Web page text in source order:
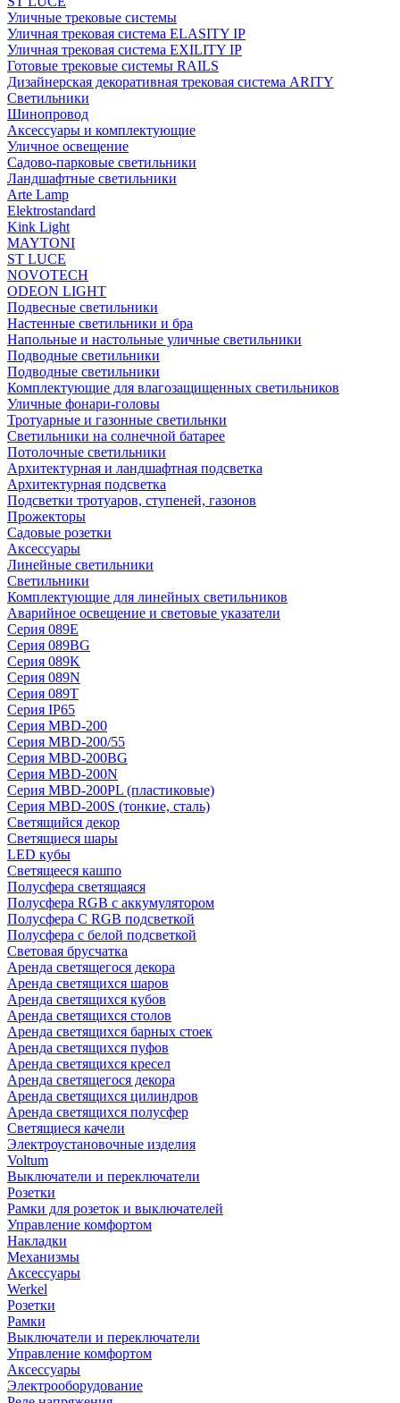
Уличные трековые системы
Уличная трековая система ELASITY IP
Уличная трековая система EXILITY IP
Готовые трековые системы RAILS
Дизайнерская декоративная трековая система ARITY
Светильники
Шинопровод
Аксессуары и комплектующие
Уличное освещение
Садово-парковые светильники
Ландшафтные светильники
Arte Lamp
Elektrostandard
Kink Light
MAYTONI
ST LUCE
NOVOTECH
ODEON LIGHT
Подвесные светильники
Настенные светильники и бра
Напольные и настольные уличные светильники
Подводные светильники
Подводные светильники
Комплектующие для влагозащищенных светильников
Уличные фонари-головы
Тротуарные и газонные светильнки
Светильники на солнечной батарее
Потолочные светильники
Архитектурная и ландшафтная подсветка
Архитектурная подсветка
Подсветки тротуаров, ступеней, газонов
Прожекторы
Садовые розетки
Аксессуары
Линейные светильники
Светильники
Комплектующие для линейных светильников
Аварийное освещение и световые указатели
Серия 089E
Серия 089BG
Серия 089K
Серия 089N
Серия 089T
Серия IP65
Серия MBD-200
Серия MBD-200/55
Серия MBD-200BG
Серия MBD-200N
Серия MBD-200PL (пластиковые)
Серия MBD-200S (тонкие, сталь)
Светящийся декор
Светящиеся шары
LED кубы
Светящееся кашпо
Полусфера светящаяся
Полусфера RGB с аккумулятором
Полусфера С RGB подсветкой
Полусфера с белой подсветкой
Световая брусчатка
Аренда светящегося декора
Аренда светящихся шаров
Аренда светящихся кубов
Аренда светящихся столов
Аренда светящихся барных стоек
Аренда светящихся пуфов
Аренда светящихся кресел
Аренда светящегося декора
Аренда светящихся цилиндров
Аренда светящихся полусфер
Светящиеся качели
Электроустановочные изделия
Voltum
Выключатели и переключатели
Розетки
Рамки для розеток и выключателей
Управление комфортом
Накладки
Механизмы
Аксессуары
Werkel
Розетки
Рамки
Выключатели и переключатели
Управление комфортом
Аксессуары
Электрооборудование